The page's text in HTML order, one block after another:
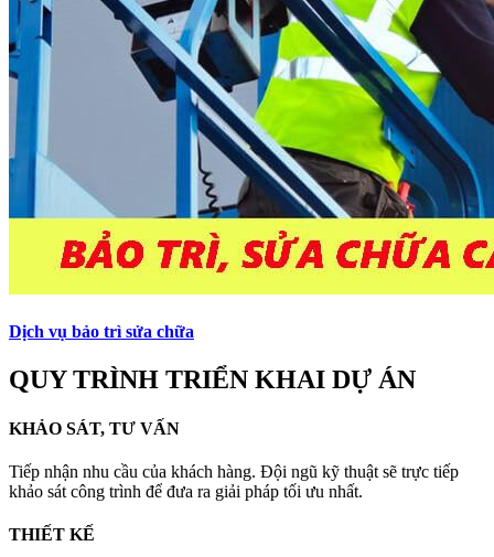
Dịch vụ bảo trì sửa chữa
QUY TRÌNH TRIỂN KHAI DỰ ÁN
KHẢO SÁT, TƯ VẤN
Tiếp nhận nhu cầu của khách hàng. Đội ngũ kỹ thuật sẽ trực tiếp
khảo sát công trình để đưa ra giải pháp tối ưu nhất.
THIẾT KẾ